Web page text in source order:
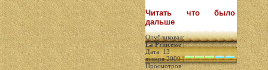
Читать что было
дальше
Опубликовал:
La Princesse|
Дата: 13
января 2009 |
Просмотров: